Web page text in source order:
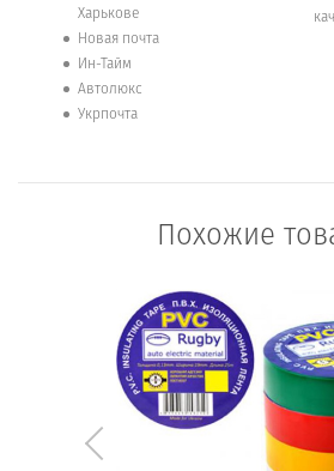
Харькове
Новая почта
Ин-Тайм
Автолюкс
Укрпочта
Похожие